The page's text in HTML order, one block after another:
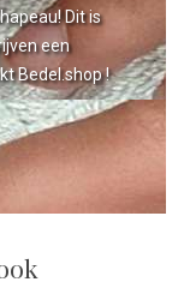
Dit is
een
Bedel.shop !